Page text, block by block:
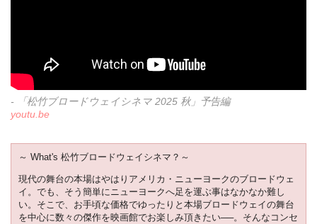
変わってしまう…。
- 「松竹ブロードウェイシネマ 2025 秋」予告編
youtu.be
～ What's 松竹ブロードウェイシネマ？～
現代の舞台の本場はやはりアメリカ・ニューヨークのブロードウェ
イ。でも、そう簡単にニューヨークへ足を運ぶ事はなかなか難し
い。そこで、お手頃な価格でゆったりと本場ブロードウェイの舞台
を中心に数々の傑作を映画館でお楽しみ頂きたい──。そんなコンセ